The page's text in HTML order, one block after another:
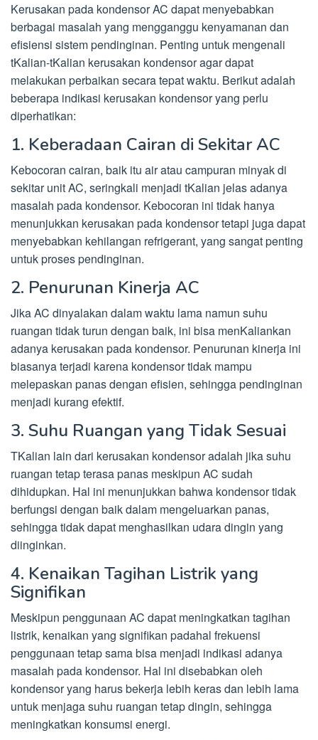
Kerusakan pada kondensor AC dapat menyebabkan
berbagai masalah yang mengganggu kenyamanan dan
efisiensi sistem pendinginan. Penting untuk mengenali
tKalian-tKalian kerusakan kondensor agar dapat
melakukan perbaikan secara tepat waktu. Berikut adalah
beberapa indikasi kerusakan kondensor yang perlu
diperhatikan:
1. Keberadaan Cairan di Sekitar AC
Kebocoran cairan, baik itu air atau campuran minyak di
sekitar unit AC, seringkali menjadi tKalian jelas adanya
masalah pada kondensor. Kebocoran ini tidak hanya
menunjukkan kerusakan pada kondensor tetapi juga dapat
menyebabkan kehilangan refrigerant, yang sangat penting
untuk proses pendinginan.
2. Penurunan Kinerja AC
Jika AC dinyalakan dalam waktu lama namun suhu
ruangan tidak turun dengan baik, ini bisa menKaliankan
adanya kerusakan pada kondensor. Penurunan kinerja ini
biasanya terjadi karena kondensor tidak mampu
melepaskan panas dengan efisien, sehingga pendinginan
menjadi kurang efektif.
3. Suhu Ruangan yang Tidak Sesuai
TKalian lain dari kerusakan kondensor adalah jika suhu
ruangan tetap terasa panas meskipun AC sudah
dihidupkan. Hal ini menunjukkan bahwa kondensor tidak
berfungsi dengan baik dalam mengeluarkan panas,
sehingga tidak dapat menghasilkan udara dingin yang
diinginkan.
4. Kenaikan Tagihan Listrik yang
Signifikan
Meskipun penggunaan AC dapat meningkatkan tagihan
listrik, kenaikan yang signifikan padahal frekuensi
penggunaan tetap sama bisa menjadi indikasi adanya
masalah pada kondensor. Hal ini disebabkan oleh
kondensor yang harus bekerja lebih keras dan lebih lama
untuk menjaga suhu ruangan tetap dingin, sehingga
meningkatkan konsumsi energi.